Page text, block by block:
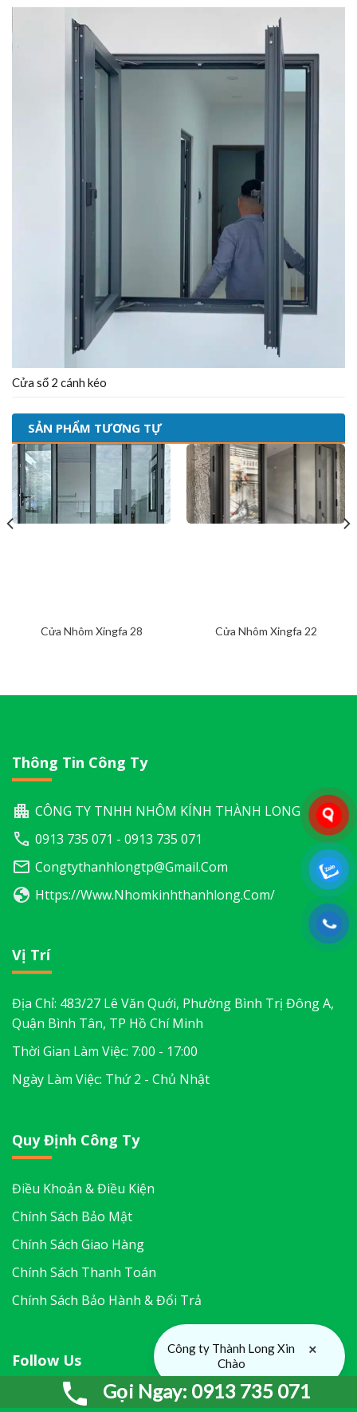
Cửa sổ 2 cánh kéo
SẢN PHẨM TƯƠNG TỰ
Cửa Nhôm Xingfa 28 Cửa Nhôm Xingfa 22
Thông Tin Công Ty
CÔNG TY TNHH NHÔM KÍNH THÀNH LONG
0913 735 071 - 0913 735 071
Congtythanhlongtp@gmail.com
Https://www.nhomkinhthanhlong.com/
Vị Trí
Địa Chỉ: 483/27 Lê Văn Quới, Phường Bình Trị Đông A,
Quận Bình Tân, TP Hồ Chí Minh
Thời Gian Làm Việc: 7:00 - 17:00
Ngày Làm Việc: Thứ 2 - Chủ Nhật
Quy Định Công Ty
Điều Khoản & Điều Kiện
Chính Sách Bảo Mật
Chính Sách Giao Hàng
Chính Sách Thanh Toán
Chính Sách Bảo Hành & Đổi Trả
Follow Us
Công ty Thành Long Xin
Chào
×
Gọi Ngay: 0913 735 071